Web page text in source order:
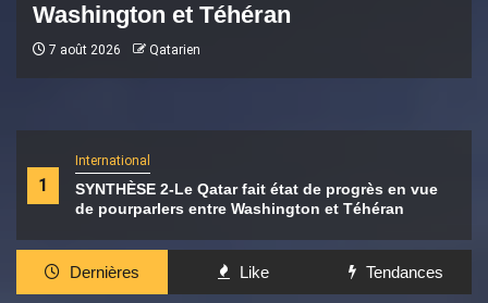
1
International
SYNTHÈSE 2-Le Qatar fait état de progrès en vue
de pourparlers entre Washington et Téhéran
Washington et Téhéran
7 août 2026 Qatarien
Dernières Like Tendances